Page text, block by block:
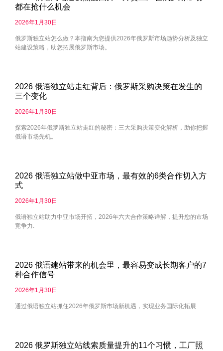
都在抢什么机会
2026年1月30日
俄罗斯独立站怎么做？本指南为您提供2026年俄罗斯市场趋势分析及独立
站建设策略，助您拓展俄罗斯市场。
2026 俄语独立站走红背后：俄罗斯采购决策在发生的
三个变化
2026年1月30日
探索2026年俄罗斯独立站走红的秘密：三大采购决策变化解析，助你把握
俄语市场先机。
2026 俄语独立站做中亚市场，最有效的6类合作切入方
式
2026年1月30日
俄语独立站助力中亚市场开拓，2026年六大合作策略详解，提升您的市场
竞争力.
2026 俄语建站带来的机会里，最容易变成长期客户的7
种合作信号
2026年1月30日
通过俄语独立站抓住2026年俄罗斯市场新机遇，实现业务国际化拓展
2026 俄罗斯独立站线索质量提升的11个习惯，工厂照